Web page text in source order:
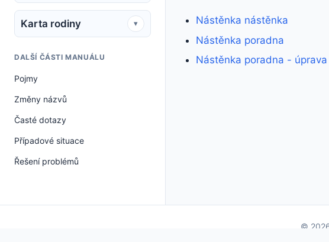
Karta rodiny ▾
DALŠÍ ČÁSTI MANUÁLU
Pojmy
Změny názvů
Časté dotazy
Případové situace
Řešení problémů
Nástěnka nástěnka
Nástěnka poradna
Nástěnka poradna - úprava
©